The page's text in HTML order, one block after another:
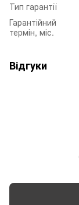
Тип гарантії
Гарантійний
термін, міс.
Відгуки